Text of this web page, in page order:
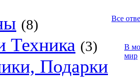
(8)
Техника (3)
Подарки
Все
В
мир